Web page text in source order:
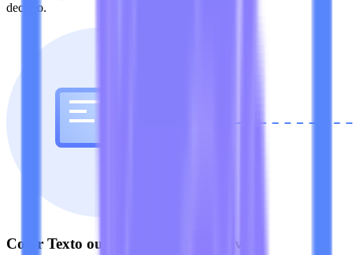
decisão.
Colar Texto ou Carregar um Arquivo